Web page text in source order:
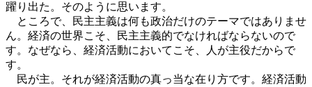
躍り出た。そのように思います。
ところで、民主主義は何も政治だけのテーマではありませ
ん。経済の世界こそ、民主主義的でなければならないので
す。なぜなら、経済活動においてこそ、人が主役だからで
す。
民が主。それが経済活動の真っ当な在り方です。経済活動